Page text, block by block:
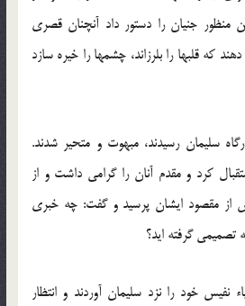
منظور جنیان را دستور داد آنچنان قصری
كه قلبها را بلرزاند، چشمها را خیره سازد
سلیمان رسیدند، مبهوت و متحیر شدند.
كرد و مقدم آنان را گرامی داشت و از
مقصود ایشان پرسید و گفت: چه خبری
تصمیمی گرفته اید؟
نفیس خود را نزد سلیمان آوردند و انتظار